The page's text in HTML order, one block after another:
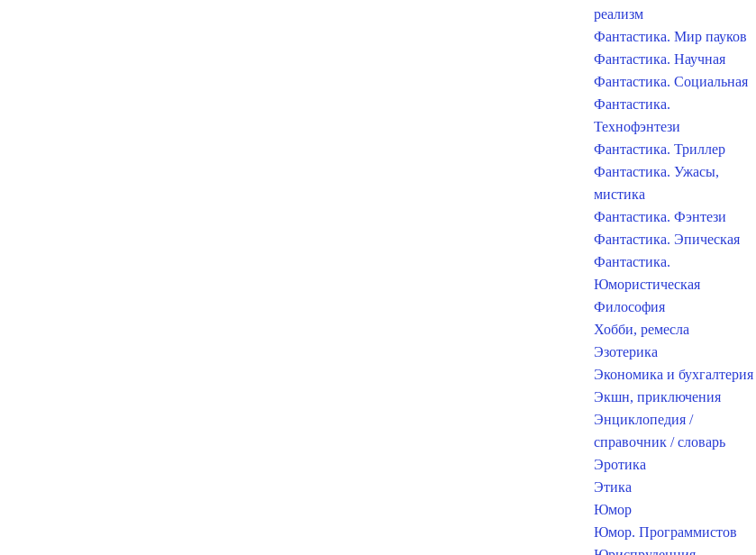
реализм
Фантастика. Мир пауков
Фантастика. Научная
Фантастика. Социальная
Фантастика.
Технофэнтези
Фантастика. Триллер
Фантастика. Ужасы,
мистика
Фантастика. Фэнтези
Фантастика. Эпическая
Фантастика.
Юмористическая
Философия
Хобби, ремесла
Эзотерика
Экономика и бухгалтерия
Экшн, приключения
Энциклопедия /
справочник / словарь
Эротика
Этика
Юмор
Юмор. Программистов